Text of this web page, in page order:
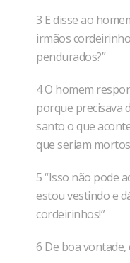
3 E disse ao
irmãos
pendurados?”
4 O ho­mem
porque precisava
santo o que
que seriam
5 “Isso não pode
estou vestindo e
cordeirinhos!”
6 De boa